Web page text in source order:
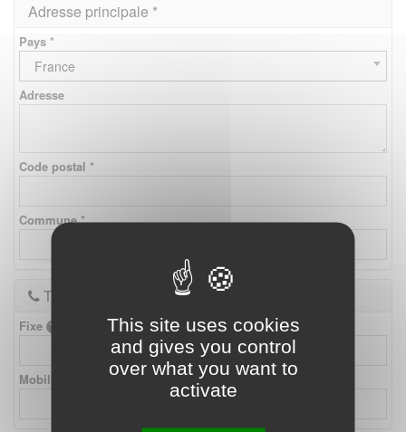
This site uses cookies
and gives you control
over what you want to
activate
Adresse principale *
Pays *
France
Adresse
Code postal *
Commune *
Téléphones
Fixe
Mobile